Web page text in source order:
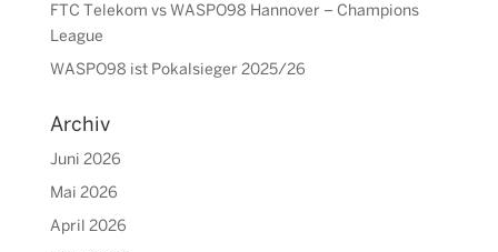
FTC Telekom vs WASPO98 Hannover – Champions
League
WASPO98 ist Pokalsieger 2025/26
Archiv
Juni 2026
Mai 2026
April 2026